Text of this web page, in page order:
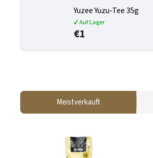
Yuzee Yuzu-Tee 35g
✔ Auf Lager
€1
Meistverkauft